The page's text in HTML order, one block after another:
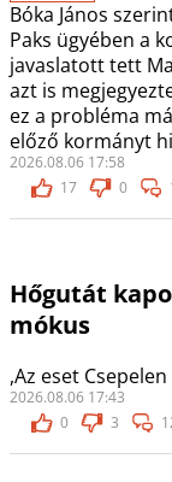
Bóka János
Paks ügyében a
javaslatott tett
azt is
ez a probléma
előző kormányt
2026.08.06 17:58
17
0
Hőgutát
mókus
,Az eset
2026.08.06 17:43
0
3